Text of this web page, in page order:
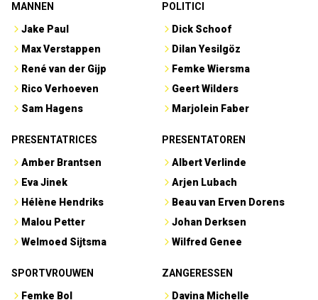
MANNEN
Jake Paul
Max Verstappen
René van der Gijp
Rico Verhoeven
Sam Hagens
POLITICI
Dick Schoof
Dilan Yesilgöz
Femke Wiersma
Geert Wilders
Marjolein Faber
PRESENTATRICES
Amber Brantsen
Eva Jinek
Hélène Hendriks
Malou Petter
Welmoed Sijtsma
PRESENTATOREN
Albert Verlinde
Arjen Lubach
Beau van Erven Dorens
Johan Derksen
Wilfred Genee
SPORTVROUWEN
Femke Bol
ZANGERESSEN
Davina Michelle